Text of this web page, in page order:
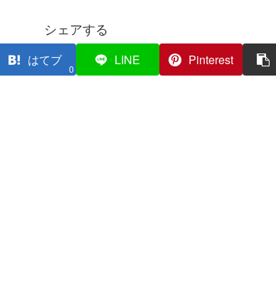
シェアする
はてブ
0
LINE Pinterest